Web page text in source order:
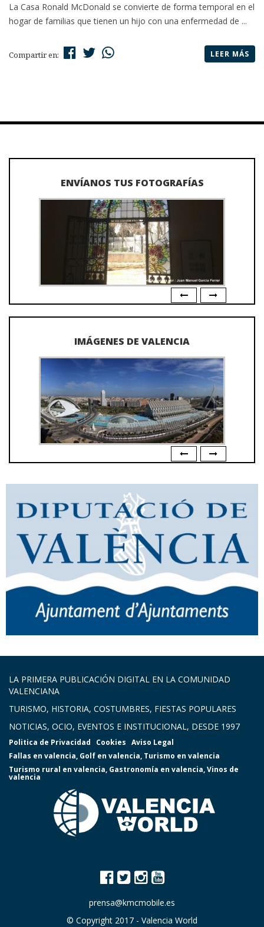
La Casa Ronald McDonald se convierte de forma temporal en el
hogar de familias que tienen un hijo con una enfermedad de ...
Compartir en: LEER MÁS
ENVÍANOS TUS FOTOGRAFÍAS
IMÁGENES DE VALENCIA
LA PRIMERA PUBLICACIÓN DIGITAL EN LA COMUNIDAD
VALENCIANA
TURISMO, HISTORIA, COSTUMBRES, FIESTAS POPULARES
NOTICIAS, OCIO, EVENTOS E INSTITUCIONAL, DESDE 1997
Politica de Privacidad Cookies Aviso Legal
Fallas en valencia, Golf en valencia, Turismo en valencia
Turismo rural en valencia, Gastronomía en valencia,Vinos de
valencia
prensa@kmcmobile.es
© Copyright 2017 - Valencia World